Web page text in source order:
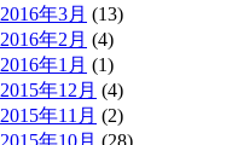
2016年3月 (13)
2016年2月 (4)
2016年1月 (1)
2015年12月 (4)
2015年11月 (2)
2015年10月 (28)